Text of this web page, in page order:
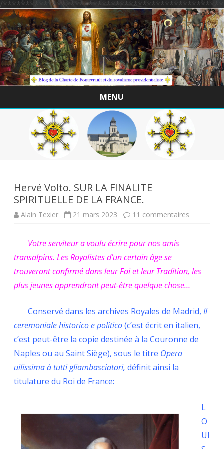
/
MENU
Skip
to
content
Hervé Volto. SUR LA FINALITE
SPIRITUELLE DE LA FRANCE.
Alain Texier 21 mars 2023 11 commentaires
SUR
DE
Votre serviteur a voulu écrire pour nos amis
transalpins. Les Royalistes d’un certain âge se
trouveront confirmé dans leur Foi et leur Tradition, les
plus jeunes apprendront peut-être quelque chose…
Conservé dans les archives Royales de Madrid, Il
ceremoniale historico e politico(c’est écrit en italien,
c’est peut-être la copie destinée à la Couronne de
Naples ou au Saint Siège), sous le titre Opera
uilissima à tutti gliambasciatori, définit ainsi la
titulature du Roi de France:
L
O
UI